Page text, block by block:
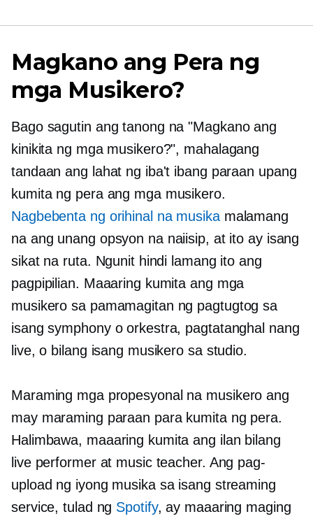
Magkano ang Pera ng
mga Musikero?
Bago sagutin ang tanong na "Magkano ang
kinikita ng mga musikero?", mahalagang
tandaan ang lahat ng iba't ibang paraan upang
kumita ng pera ang mga musikero.
Nagbebenta ng orihinal na musikamalamang
na ang unang opsyon na naiisip, at ito ay isang
sikat na ruta. Ngunit hindi lamang ito ang
pagpipilian. Maaaring kumita ang mga
musikero sa pamamagitan ng pagtugtog sa
isang symphony o orkestra, pagtatanghal nang
live, o bilang isang musikero sa studio.
Maraming mga propesyonal na musikero ang
may maraming paraan para kumita ng pera.
Halimbawa, maaaring kumita ang ilan bilang
live performer at music teacher. Ang pag-
upload ng iyong musika sa isang streaming
service, tulad ng Spotify, ay maaaring maging